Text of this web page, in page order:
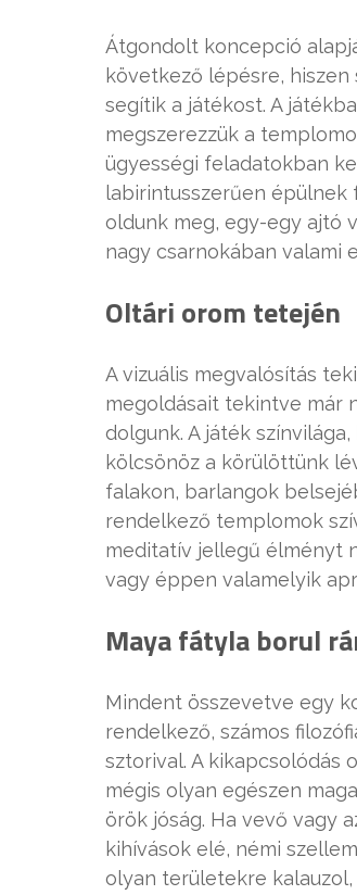
Átgondolt koncepció
következő lépésre,
segítik a játékost. A
megszerezzük a
ügyességi feladatokban
labirintusszerűen
oldunk meg, egy-egy ajtó
nagy csarnokában valami
Oltári orom tetején
A vizuális megvalósítás
megoldásait tekintve már
dolgunk. A játék
kölcsönöz a körülöttünk
falakon, barlangok
rendelkező templomok
meditatív jellegű élményt
vagy éppen valamelyik
Maya fátyla borul
Mindent összevetve egy
rendelkező, számos
sztorival. A kikapcsolódás
mégis olyan egészen
örök jóság. Ha vevő vagy
kihívások elé, némi
olyan területekre